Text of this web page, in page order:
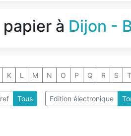
à Dijon -
K L M N O P Q R S T
Tous Edition électronique